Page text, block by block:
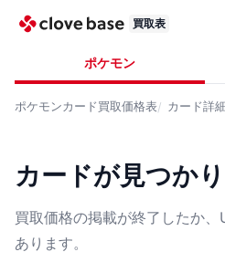
買取表
ポケモン
ポケモンカード買取価格表 カード詳細
カードが見つか
買取価格の掲載が終了したか
あります。